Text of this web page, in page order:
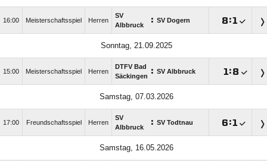
16:00 Meisterschaftsspiel Herren
SV
Albbruck
: SV Dogern :
Sonntag, 21.09.2025
15:00 Meisterschaftsspiel Herren
DTFV Bad
Säckingen : SV Albbruck :
Samstag, 07.03.2026
17:00 Freundschaftsspiel Herren
SV
Albbruck
: SV Todtnau :
Samstag, 16.05.2026